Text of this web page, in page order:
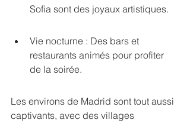
Sofia sont des joyaux artistiques.
Vie nocturne : Des bars et
restaurants animés pour profiter
de la soirée.
Les environs de Madrid sont tout aussi
captivants, avec des villages